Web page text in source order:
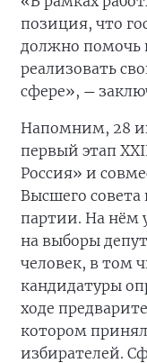
позиция, что
должно помочь
реализовать
сфере», —
Напомним, 28
первый этап
Россия» и
Высшего
партии. На нём
на выборы
человек, в том
кандидатуры
ходе
котором
избирателей.